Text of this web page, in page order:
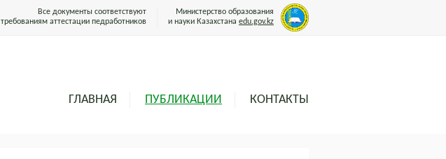
Все документы соответствуют
требованиям аттестации педработников
Министерство образования
и науки Казахстана edu.gov.kz
ГЛАВНАЯ ПУБЛИКАЦИИ КОНТАКТЫ